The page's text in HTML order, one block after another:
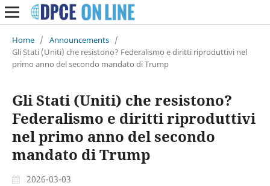
Home / Announcements /
Gli Stati (Uniti) che resistono? Federalismo e diritti riproduttivi nel
primo anno del secondo mandato di Trump
Gli Stati (Uniti) che resistono?
Federalismo e diritti riproduttivi
nel primo anno del secondo
mandato di Trump
2026-03-03